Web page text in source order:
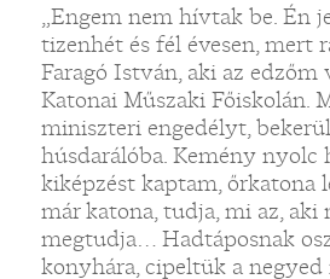
„Engem nem hívtak be. Én
tizenhét és fél évesen, mert
Faragó István, aki az edzőm
Katonai Műszaki Főiskolán.
miniszteri engedélyt,
húsdarálóba. Kemény nyolc
kiképzést kaptam, őrkatona
már katona, tudja, mi az,
megtudja… Hadtáposnak
konyhára, cipeltük a negyed